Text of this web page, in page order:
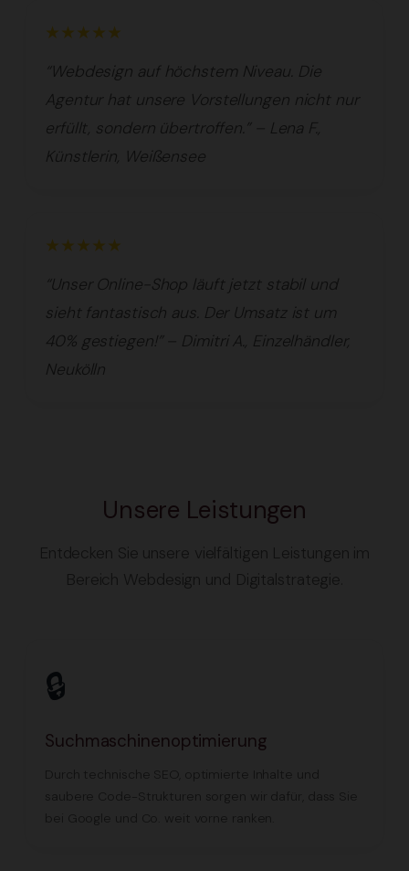
★★★★★
“Webdesign auf höchstem Niveau. Die
Agentur hat unsere Vorstellungen nicht nur
erfüllt, sondern übertroffen.” – Lena F.,
Künstlerin, Weißensee
★★★★★
“Unser Online-Shop läuft jetzt stabil und
sieht fantastisch aus. Der Umsatz ist um
40% gestiegen!” – Dimitri A., Einzelhändler,
Neukölln
Unsere Leistungen
🔒
Suchmaschinenoptimierung